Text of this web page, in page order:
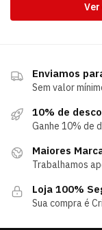
Ver
Enviamos
Sem valor
10% de
Ganhe 10% de
Maiores
Trabalhamos
Loja 100%
Sua compra é